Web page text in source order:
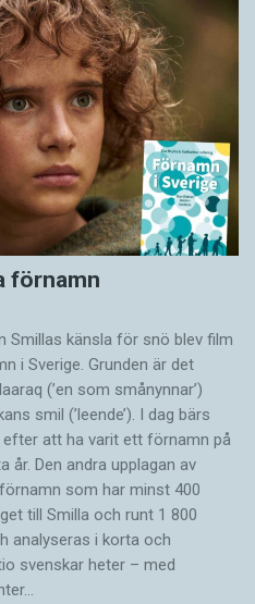
förnamn
Smillas känsla för snö blev film
i Sverige. Grunden är det
(’en som smånynnar’)
smil (’leende’). I dag bärs
efter att ha varit ett förnamn på
Den andra upplagan av
som har minst 400
till Smilla och runt 1 800
analyseras i korta och
svenskar heter – med